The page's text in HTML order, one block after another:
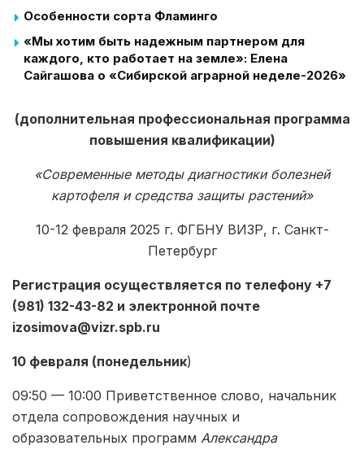
Особенности сорта Фламинго
«Мы хотим быть надежным партнером для
каждого, кто работает на земле»: Елена
Сайгашова о «Сибирской аграрной неделе-2026»
(дополнительная профессиональная программа
повышения квалификации)
«Современные методы диагностики болезней
картофеля и средства защиты растений»
10-12 февраля 2025 г. ФГБНУ ВИЗР, г. Санкт-
Петербург
Регистрация осуществляется по телефону +7
(981) 132-43-82 и электронной почте
izosimova@vizr.spb.ru
10 февраля (понедельник)
09:50 — 10:00 Приветственное слово, начальник
отдела сопровождения научных и
образовательных программ Александра